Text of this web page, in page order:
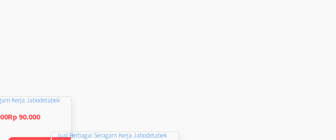
Kerja Jabodetabek
90.000
Jual Berbagai Seragam Kerja Jabodetabek